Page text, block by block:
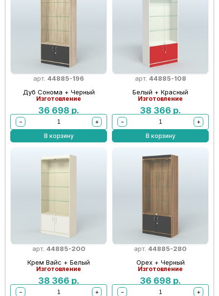
арт. 44885-196
Дуб Сонома + Черный
Изготовление
36 698 р.
−
+
В корзину
арт. 44885-108
Белый + Красный
Изготовление
38 366 р.
−
+
В корзину
арт. 44885-200
Крем Вайс + Белый
Изготовление
38 366 р.
−
+
арт. 44885-280
Орех + Черный
Изготовление
36 698 р.
−
+